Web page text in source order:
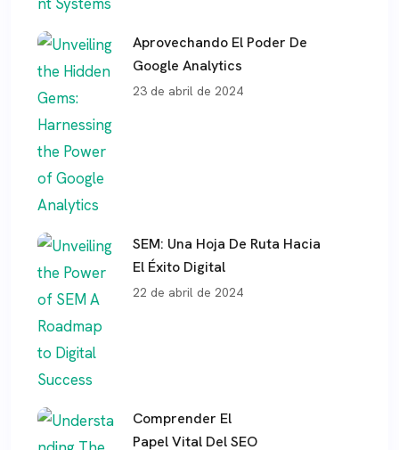
Aprovechando El Poder De
Google Analytics
23 de abril de 2024
SEM: Una Hoja De Ruta Hacia
El Éxito Digital
22 de abril de 2024
Comprender El
Papel Vital Del SEO